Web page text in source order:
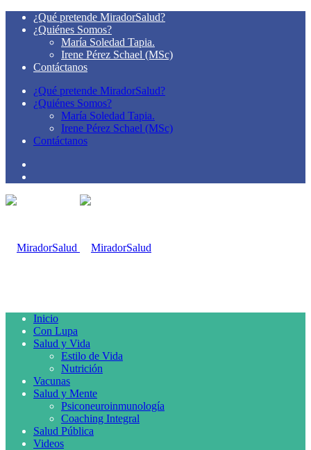
¿Qué pretende MiradorSalud?
¿Quiénes Somos?
María Soledad Tapia.
Irene Pérez Schael (MSc)
Contáctanos
¿Qué pretende MiradorSalud?
¿Quiénes Somos?
María Soledad Tapia.
Irene Pérez Schael (MSc)
Contáctanos
Inicio
Con Lupa
Salud y Vida
Estilo de Vida
Nutrición
Vacunas
Salud y Mente
Psiconeuroinmunología
Coaching Integral
Salud Pública
Videos